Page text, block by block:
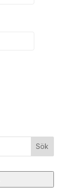
Sök